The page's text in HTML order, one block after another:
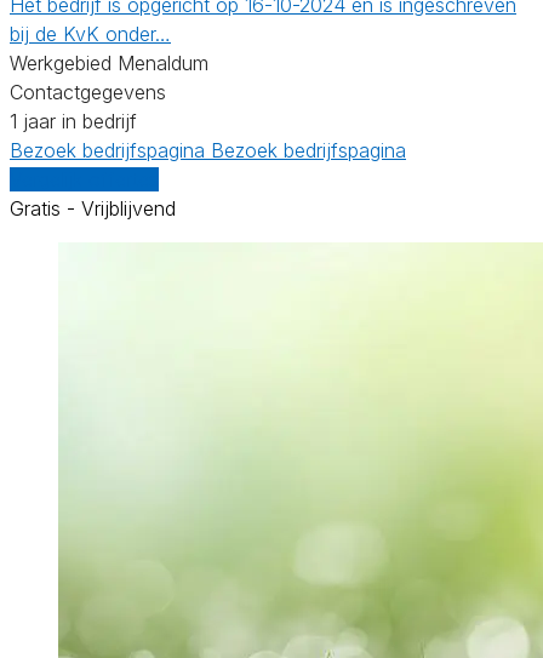
bij de KvK onder…
Werkgebied Menaldum
Contactgegevens
1 jaar in bedrijf
Bezoek bedrijfspagina Bezoek bedrijfspagina
Gratis - Vrijblijvend